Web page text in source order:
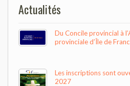
Actualités
Du Concile provincial à
provinciale d’Île de
Les inscriptions sont
2027